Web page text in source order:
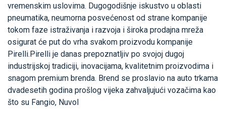
vremenskim uslovima. Dugogodišnje iskustvo u oblasti
pneumatika, neumorna posvećenost od strane kompanije
tokom faze istraživanja i razvoja i široka prodajna mreža
osigurat će put do vrha svakom proizvodu kompanije
Pirelli.Pirelli je danas prepoznatljiv po svojoj dugoj
industrijskoj tradiciji, inovacijama, kvalitetnim proizvodima i
snagom premium brenda. Brend se proslavio na auto trkama
dvadesetih godina prošlog vijeka zahvaljujući vozačima kao
što su Fangio, Nuvol